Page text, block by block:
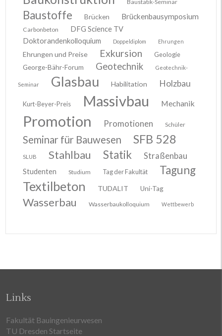
Baustatik-Seminar
Baustoffe Brücken Brückenbausymposium
Carbonbeton
DFG Science TV
Doktorandenkolloquium
Doppeldiplom Ehrungen
Ehrungen und Preise Exkursion
Geologie
George-Bähr-Forum
Geotechnik Geotechnik-
Seminar Glasbau Habilitation Holzbau
Kurt-Beyer-Preis Massivbau Mechanik
Promotion Promotionen Schüler
Seminar für Bauwesen SFB 528
SLUB Stahlbau Statik Straßenbau
Studenten Studium Tag der Fakultät Tagung
Textilbeton TUDALIT Uni-Tag
Wasserbau Wasserbaukolloquium Wettbewerb
Links
Fakultät Bauingenieurwesen
TU Dresden Startseite